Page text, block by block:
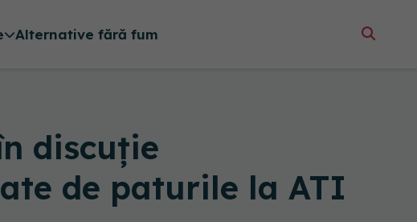
Alternative fără fum
discuție
de paturile la ATI